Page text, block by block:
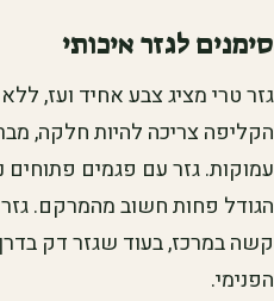
סימנים לגזר איכותי
גזר טרי מציג צבע אחיד ועז,
הקליפה צריכה להיות חלקה,
עמוקות. גזר עם פגמים
הגודל פחות חשוב מהמרקם.
קשה במרכז, בעוד שגזר דק
הפנימי.